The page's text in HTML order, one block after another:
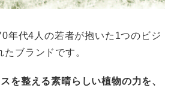
年代4人の若者が抱いた1つのビジ
ブランドです。
を整える素晴らしい植物の力を、